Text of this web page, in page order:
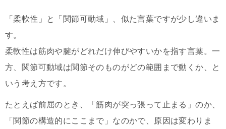
「柔軟性」と「関節可動域」、似た言葉ですが少し違いま
す。
柔軟性は筋肉や腱がどれだけ伸びやすいかを指す言葉。一
方、関節可動域は関節そのものがどの範囲まで動くか、と
いう考え方です。
たとえば前屈のとき、「筋肉が突っ張って止まる」のか、
「関節の構造的にここまで」なのかで、原因は変わりま